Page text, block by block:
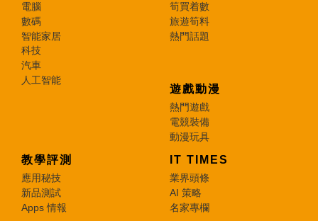
電腦
數碼
智能家居
科技
汽車
人工智能
筍買着數
旅遊筍料
熱門話題
遊戲動漫
熱門遊戲
電競裝備
動漫玩具
教學評測
應用秘技
新品測試
Apps 情報
IT TIMES
業界頭條
AI 策略
名家專欄